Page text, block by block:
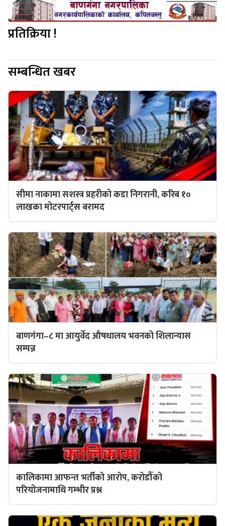
प्रतिक्रिया !
सम्बन्धित खबर
सीमा नाकामा सशस्त्र प्रहरीको कडा निगरानी, करिब १०
लाखका मोटरपार्ट्स बरामद
बाणगंगा–८ मा आयुर्वेद औषधालय भवनको शिलान्यास
सम्पन्न
कालिकामा आफन्त भर्तीको आरोप, करोडौँको
परियोजनामाथि गम्भीर प्रश्न